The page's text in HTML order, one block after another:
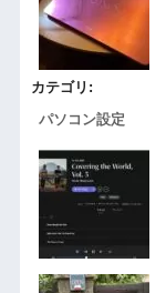
カテゴリ:
パソコン設定